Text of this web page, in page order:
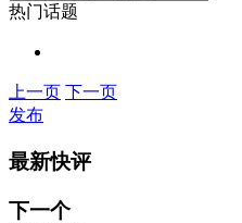
热门话题
上一页 下一页
发布
最新快评
下一个